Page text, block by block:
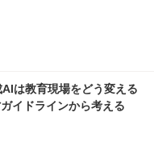
AIは教育現場をどう変える
イドラインから考える